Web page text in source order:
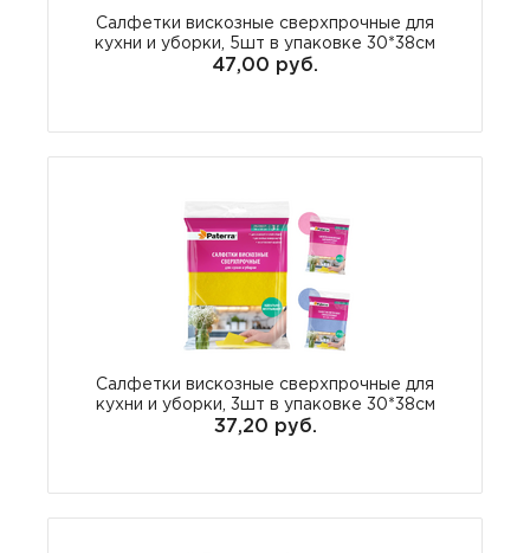
Салфетки вискозные сверхпрочные для
кухни и уборки, 5шт в упаковке 30*38см
47,00 руб.
Салфетки вискозные сверхпрочные для
кухни и уборки, 3шт в упаковке 30*38см
37,20 руб.